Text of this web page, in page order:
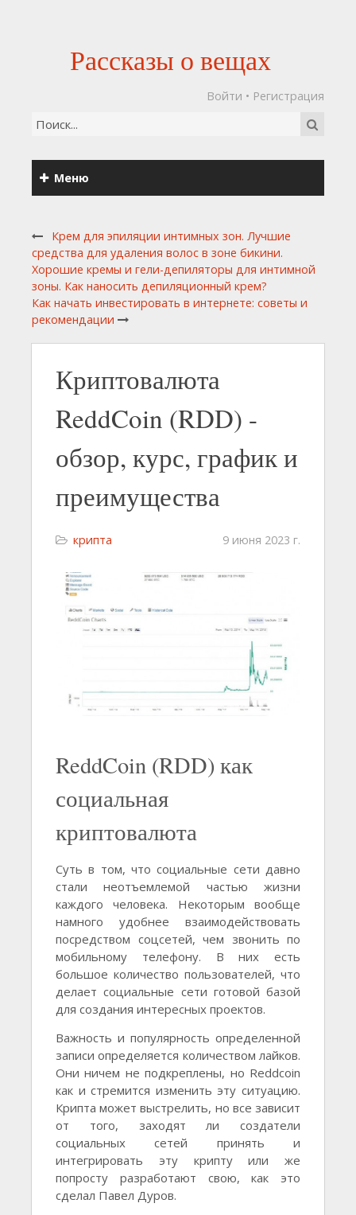
Рассказы о вещах
Войти • Регистрация
Меню
Крем для эпиляции интимных зон. Лучшие
средства для удаления волос в зоне бикини.
Хорошие кремы и гели-депиляторы для интимной
зоны. Как наносить депиляционный крем?
Как начать инвестировать в интернете: советы и
рекомендации
Криптовалюта
ReddCoin (RDD) -
обзор, курс, график и
преимущества
крипта 9 июня 2023 г.
ReddCoin (RDD) как
социальная
криптовалюта
Суть в том, что социальные сети давно
стали неотъемлемой частью жизни
каждого человека. Некоторым вообще
намного удобнее взаимодействовать
посредством соцсетей, чем звонить по
мобильному телефону. В них есть
большое количество пользователей, что
делает социальные сети готовой базой
для создания интересных проектов.
Важность и популярность определенной
записи определяется количеством лайков.
Они ничем не подкреплены, но Reddcoin
как и стремится изменить эту ситуацию.
Крипта может выстрелить, но все зависит
от того, заходят ли создатели
социальных сетей принять и
интегрировать эту крипту или же
попросту разработают свою, как это
сделал Павел Дуров.